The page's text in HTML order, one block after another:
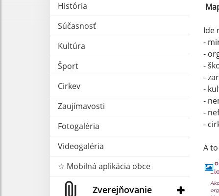
História
Súčasnosť
Kultúra
Šport
Cirkev
Zaujímavosti
Fotogaléria
Videogaléria
☆ Mobilná aplikácia obce
Zverejňovanie
Ide
-
-
-
-
-
-
-
-
A